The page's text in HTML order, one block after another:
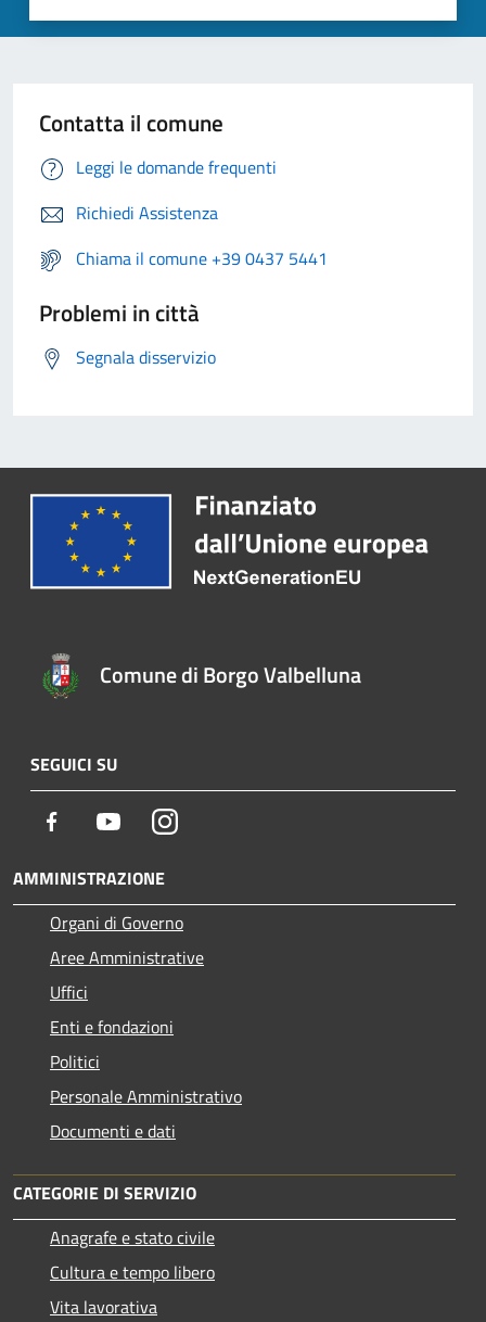
Contatta il comune
Leggi le domande frequenti
Richiedi Assistenza
Chiama il comune +39 0437 5441
Problemi in città
Segnala disservizio
Comune di Borgo Valbelluna
SEGUICI SU
Facebook YoutubeInstagram
AMMINISTRAZIONE
Organi di Governo
Aree Amministrative
Uffici
Enti e fondazioni
Politici
Personale Amministrativo
Documenti e dati
CATEGORIE DI SERVIZIO
Anagrafe e stato civile
Cultura e tempo libero
Vita lavorativa